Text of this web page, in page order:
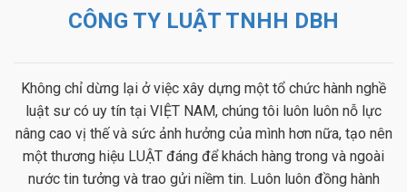
CÔNG TY LUẬT TNHH DBH
Không chỉ dừng lại ở việc xây dựng một tổ chức hành nghề
luật sư có uy tín tại VIỆT NAM, chúng tôi luôn luôn nỗ lực
nâng cao vị thế và sức ảnh hưởng của mình hơn nữa, tạo nên
một thương hiệu LUẬT đáng để khách hàng trong và ngoài
nước tin tưởng và trao gửi niềm tin. Luôn luôn đồng hành